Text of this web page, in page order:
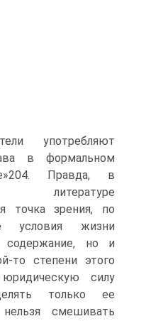
употребляют
в формальном
Правда, в
литературе
точка зрения, по
условия жизни
содержание, но и
то степени этого
силу
только ее
смешивать